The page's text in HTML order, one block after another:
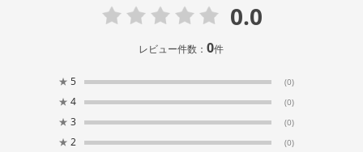
0.0
レビュー件数：0件
★ 5 (0)
★ 4 (0)
★ 3 (0)
★ 2 (0)